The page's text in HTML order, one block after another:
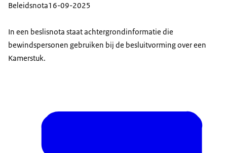
Beleidsnota16-09-2025
In een beslisnota staat achtergrondinformatie die
bewindspersonen gebruiken bij de besluitvorming over een
Kamerstuk.